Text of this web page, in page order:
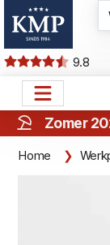
9.8
Zomer
Home